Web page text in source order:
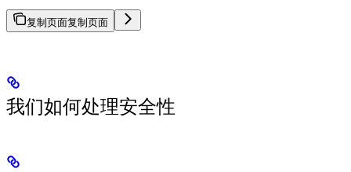
复制页面复制页面
我们如何处理安全性